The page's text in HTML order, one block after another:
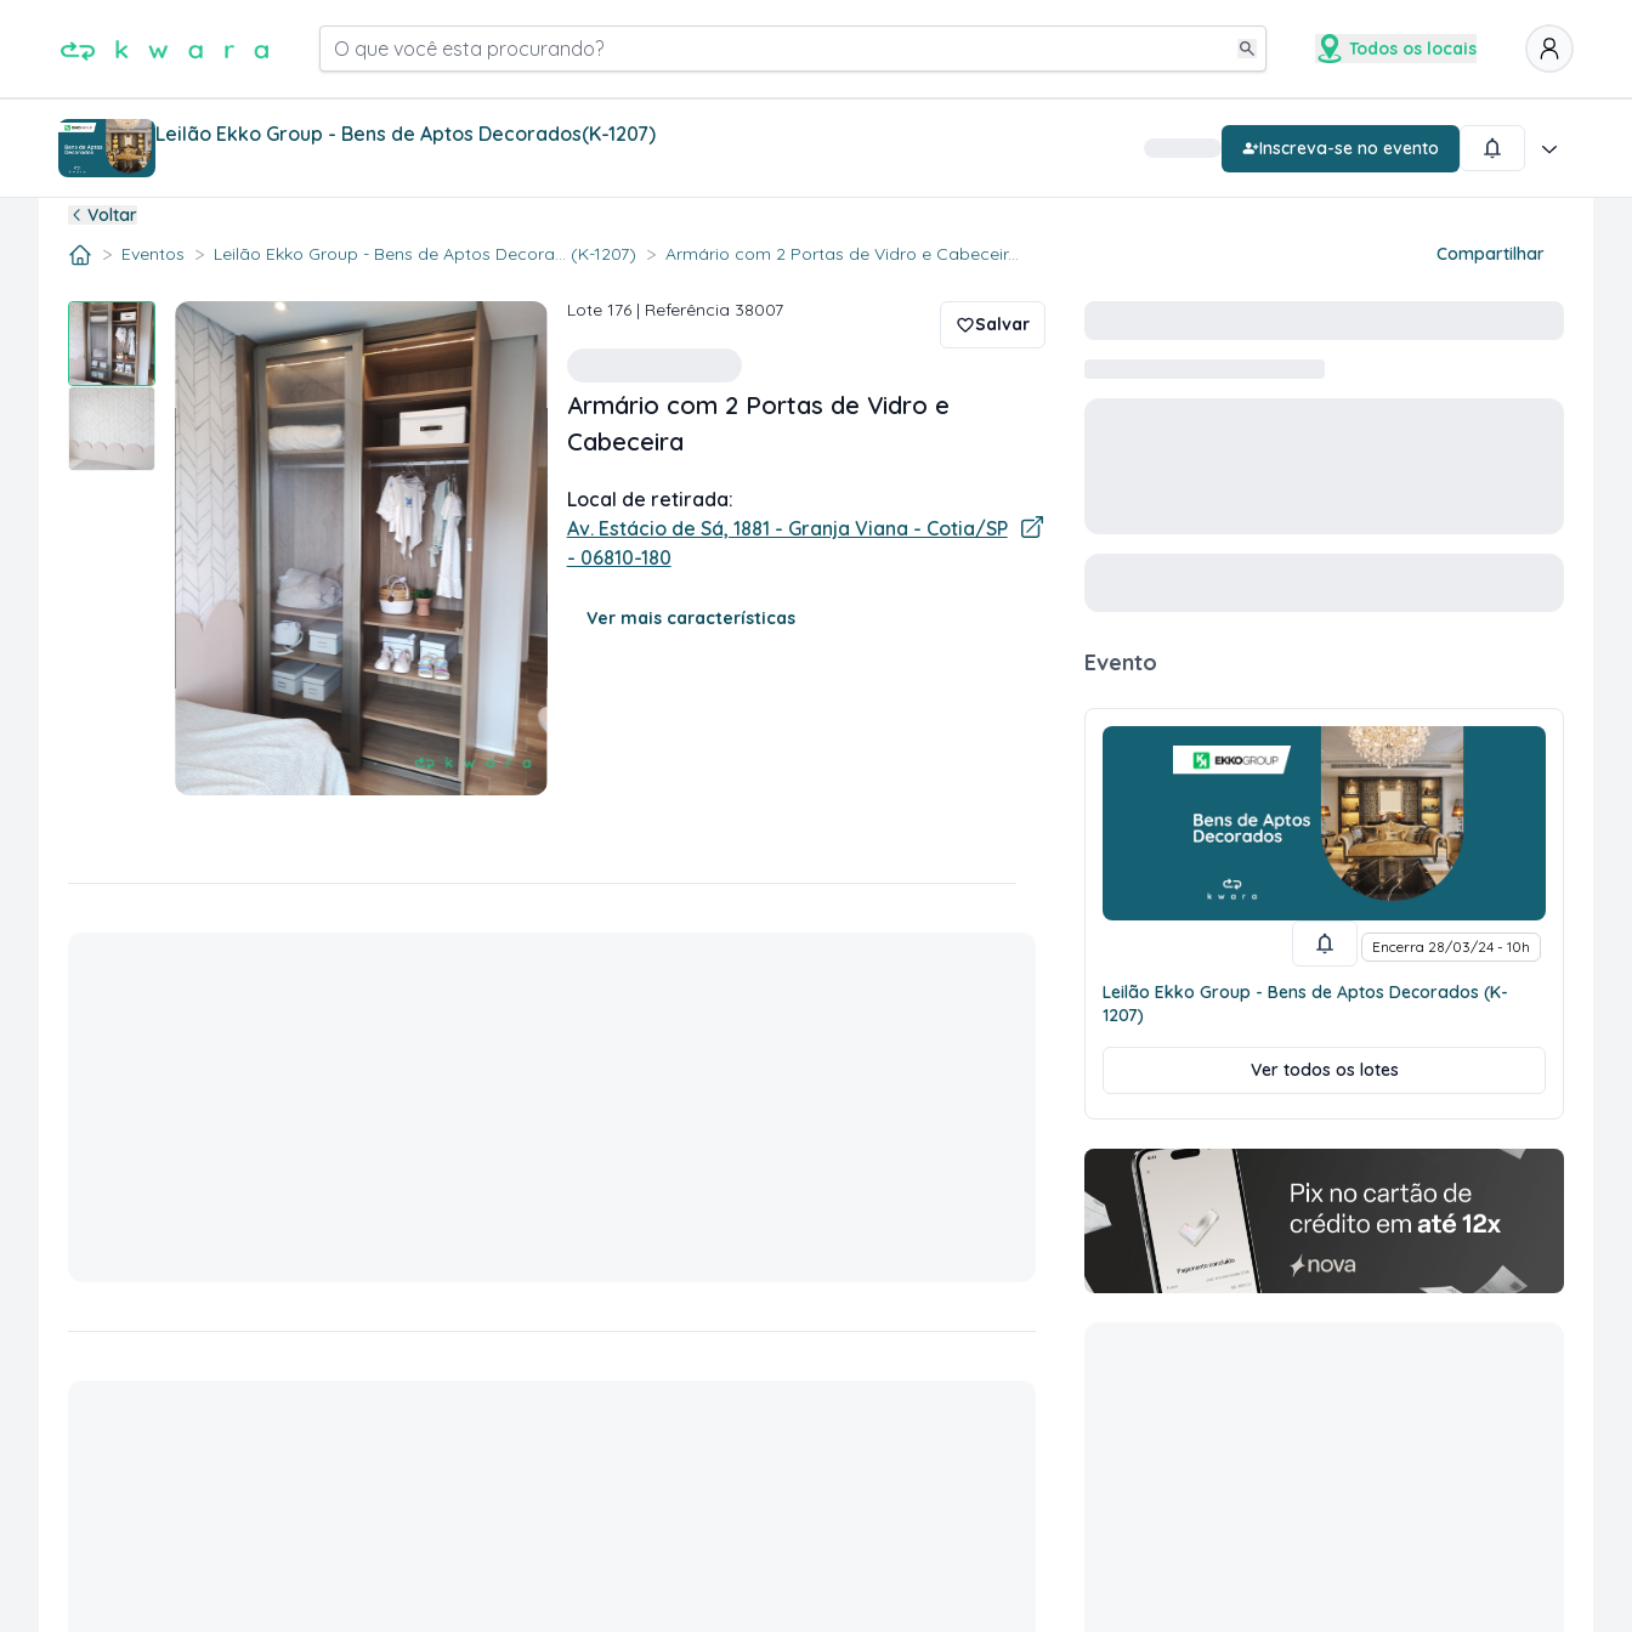
O que você esta procurando? Todos os locais
Leilão Ekko Group - Bens de Aptos Decorados(K-1207)
Inscreva-se no evento
Voltar
> Eventos > Leilão Ekko Group - Bens de Aptos Decora... (K-1207) > Armário com 2 Portas de Vidro e Cabeceir... Compartilhar
Lote 176| Referência 38007
Salvar
Armário com 2 Portas de Vidro e
Cabeceira
Local de retirada:
Av. Estácio de Sá, 1881 - Granja Viana - Cotia/SP
- 06810-180
Ver mais características
Evento
Encerra 28/03/24 - 10h
Leilão Ekko Group - Bens de Aptos Decorados (K-
1207)
Ver todos os lotes